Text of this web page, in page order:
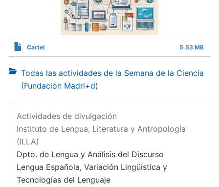
Cartel 5.53 MB
Todas las actividades de la Semana de la Ciencia
(Fundación Madri+d)
Actividades de divulgación
Instituto de Lengua, Literatura y Antropología
(ILLA)
Dpto. de Lengua y Análisis del Discurso
Lengua Española, Variación Lingüística y
Tecnologías del Lenguaje